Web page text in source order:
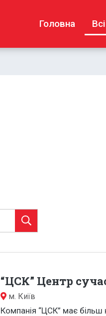
Головна
“ЦСК” Центр
м. Київ
Компанія “ЦСК” має більш